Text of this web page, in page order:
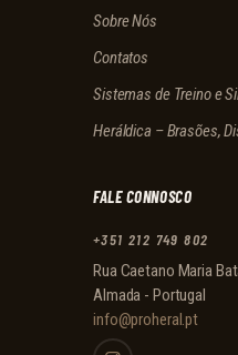
Sobre Nós
Contatos
Sistemas de Treino e
Heráldica – Brasões,
FALE CONNOSCO
+351 212 749 802
Rua Caetano Maria
Almada - Portugal
info@proheral.pt